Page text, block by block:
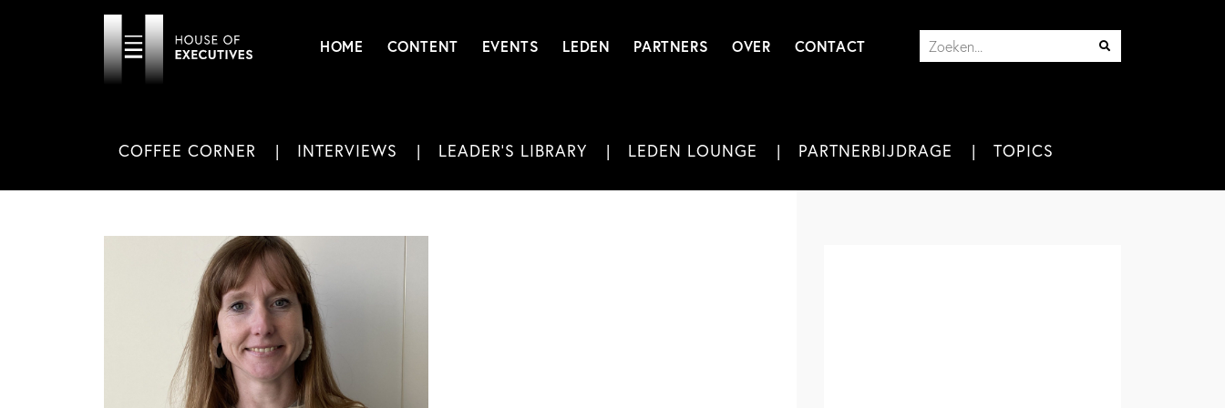
HOME CONTENT EVENTS LEDEN PARTNERS OVER CONTACT
COFFEE CORNER INTERVIEWS LEADER'S LIBRARY LEDEN LOUNGE PARTNERBIJDRAGE TOPICS